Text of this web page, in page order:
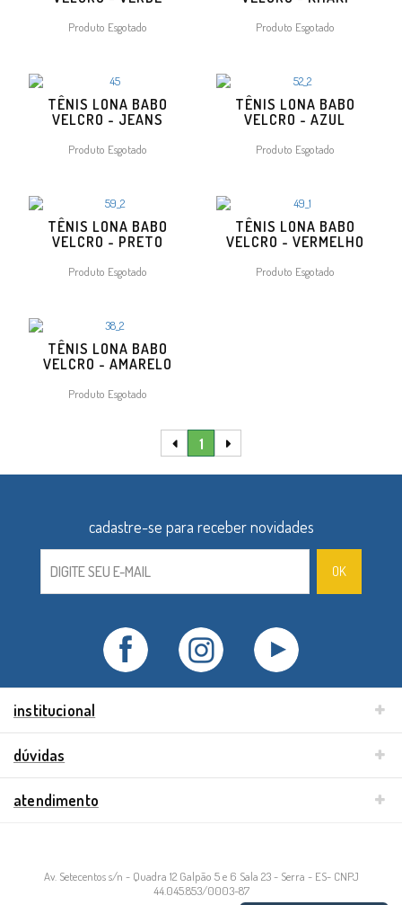
Produto Esgotado Produto Esgotado
TÊNIS LONA BABO
VELCRO - JEANS
Produto Esgotado
TÊNIS LONA BABO
VELCRO - AZUL
Produto Esgotado
TÊNIS LONA BABO
VELCRO - PRETO
Produto Esgotado
TÊNIS LONA BABO
VELCRO - VERMELHO
Produto Esgotado
TÊNIS LONA BABO
VELCRO - AMARELO
Produto Esgotado
1
institucional
dúvidas
atendimento
Av. Setecentos s/n - Quadra 12 Galpão 5 e 6 Sala 23 - Serra - ES- CNPJ
44.045.853/0003-87